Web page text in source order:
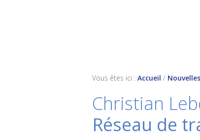
Vous êtes ici : Accueil /
Christian
Réseau de